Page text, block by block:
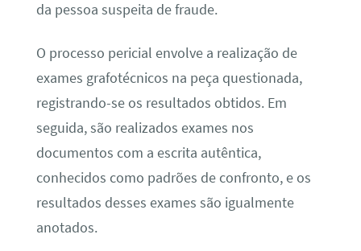
da pessoa suspeita de fraude.
O processo pericial envolve a realização de
exames grafotécnicos na peça questionada,
registrando-se os resultados obtidos. Em
seguida, são realizados exames nos
documentos com a escrita autêntica,
conhecidos como padrões de confronto, e os
resultados desses exames são igualmente
anotados.